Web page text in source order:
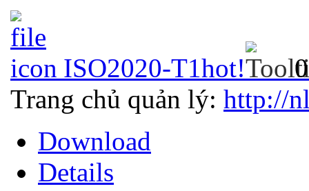
ISO2020-T1hot!
Trang chủ quản lý: http://
Download
Details